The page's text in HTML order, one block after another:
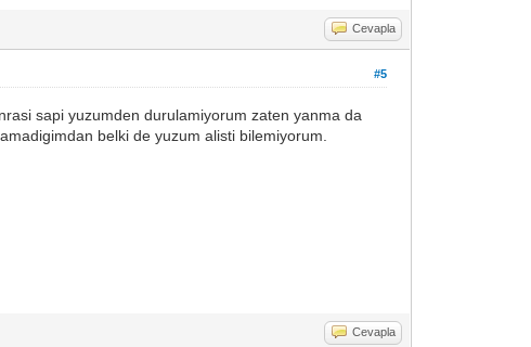
Cevapla
#5
sapi yuzumden durulamiyorum zaten yanma da
belki de yuzum alisti bilemiyorum.
Cevapla